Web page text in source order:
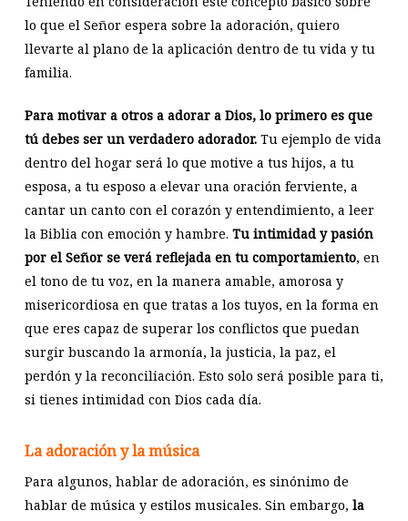
lo que el Señor espera sobre la adoración, quiero
llevarte al plano de la aplicación dentro de tu vida y tu
familia.
Para motivar a otros a adorar a Dios, lo primero es que
tú debes ser un verdadero adorador.Tu ejemplo de vida
dentro del hogar será lo que motive a tus hijos, a tu
esposa, a tu esposo a elevar una oración ferviente, a
cantar un canto con el corazón y entendimiento, a leer
la Biblia con emoción y hambre. Tu intimidad y pasión
por el Señor se verá reflejada en tu comportamiento, en
el tono de tu voz, en la manera amable, amorosa y
misericordiosa en que tratas a los tuyos, en la forma en
que eres capaz de superar los conflictos que puedan
surgir buscando la armonía, la justicia, la paz, el
perdón y la reconciliación. Esto solo será posible para ti,
si tienes intimidad con Dios cada día.
La adoración y la música
Para algunos, hablar de adoración, es sinónimo de
hablar de música y estilos musicales. Sin embargo, la